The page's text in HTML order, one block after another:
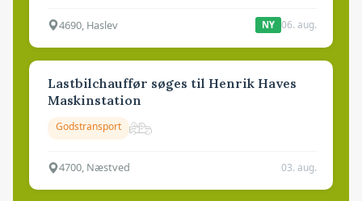
4690, Haslev NY 06. aug.
Lastbilchauffør søges til Henrik Haves
Maskinstation
Godstransport
4700, Næstved 03. aug.